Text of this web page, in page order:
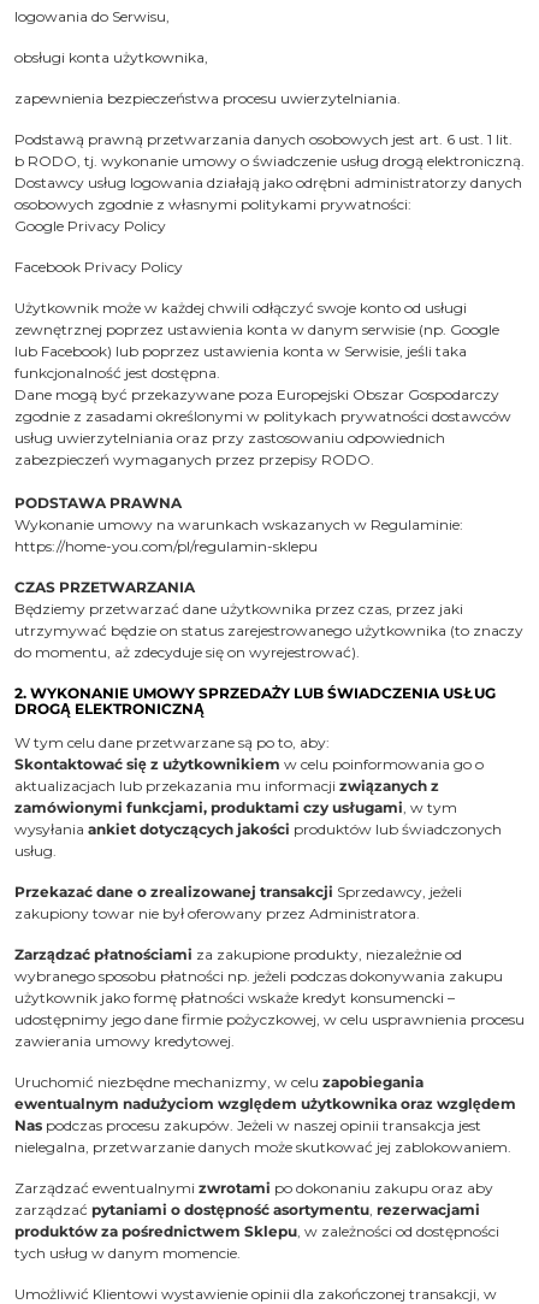
logowania do Serwisu,
obsługi konta użytkownika,
zapewnienia bezpieczeństwa procesu uwierzytelniania.
Podstawą prawną przetwarzania danych osobowych jest art. 6 ust. 1 lit.
b RODO, tj. wykonanie umowy o świadczenie usług drogą elektroniczną.
Dostawcy usług logowania działają jako odrębni administratorzy danych
osobowych zgodnie z własnymi politykami prywatności:
Google Privacy Policy
Facebook Privacy Policy
Użytkownik może w każdej chwili odłączyć swoje konto od usługi
zewnętrznej poprzez ustawienia konta w danym serwisie (np. Google
lub Facebook) lub poprzez ustawienia konta w Serwisie, jeśli taka
funkcjonalność jest dostępna.
Dane mogą być przekazywane poza Europejski Obszar Gospodarczy
zgodnie z zasadami określonymi w politykach prywatności dostawców
usług uwierzytelniania oraz przy zastosowaniu odpowiednich
zabezpieczeń wymaganych przez przepisy RODO.
PODSTAWA PRAWNA
Wykonanie umowy na warunkach wskazanych w Regulaminie:
https://home-you.com/pl/regulamin-sklepu
CZAS PRZETWARZANIA
Będziemy przetwarzać dane użytkownika przez czas, przez jaki
utrzymywać będzie on status zarejestrowanego użytkownika (to znaczy
do momentu, aż zdecyduje się on wyrejestrować).
2. WYKONANIE UMOWY SPRZEDAŻY LUB ŚWIADCZENIA USŁUG
DROGĄ ELEKTRONICZNĄ
W tym celu dane przetwarzane są po to, aby:
Skontaktować się z użytkownikiem w celu poinformowania go o
aktualizacjach lub przekazania mu informacji związanych z
zamówionymi funkcjami, produktami czy usługami , w tym
wysyłania ankiet dotyczących jakości produktów lub świadczonych
usług.
Przekazać dane o zrealizowanej transakcji Sprzedawcy, jeżeli
zakupiony towar nie był oferowany przez Administratora.
Zarządzać płatnościami za zakupione produkty, niezależnie od
wybranego sposobu płatności np. jeżeli podczas dokonywania zakupu
użytkownik jako formę płatności wskaże kredyt konsumencki –
udostępnimy jego dane firmie pożyczkowej, w celu usprawnienia procesu
zawierania umowy kredytowej.
Uruchomić niezbędne mechanizmy, w celu zapobiegania
ewentualnym nadużyciom względem użytkownika oraz względem
Nas podczas procesu zakupów. Jeżeli w naszej opinii transakcja jest
nielegalna, przetwarzanie danych może skutkować jej zablokowaniem.
Zarządzać ewentualnymi zwrotami po dokonaniu zakupu oraz aby
zarządzać pytaniami o dostępność asortymentu rezerwacjami
produktów za pośrednictwem Sklepu , w zależności od dostępności
tych usług w danym momencie.
Umożliwić Klientowi wystawienie opinii dla zakończonej transakcji, w